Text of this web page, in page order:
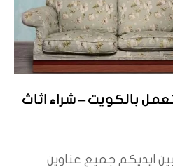
بالكويت – شراء اثاث
بين ايديكم جميع عناوين